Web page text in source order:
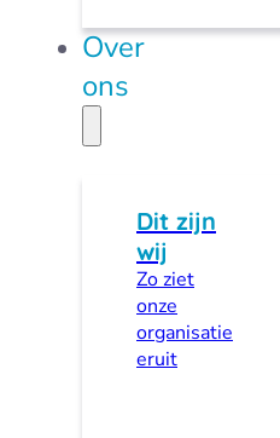
Over
ons
Dit zijn
wij
Zo ziet
onze
organisatie
eruit